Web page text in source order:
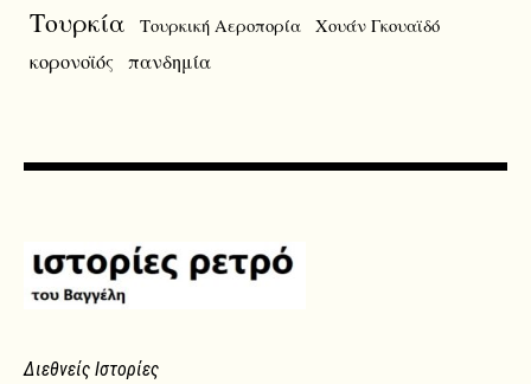
Τουρκία Τουρκική Αεροπορία Χουάν Γκουαϊδό
κορονοϊός πανδημία
Διεθνείς Ιστορίες